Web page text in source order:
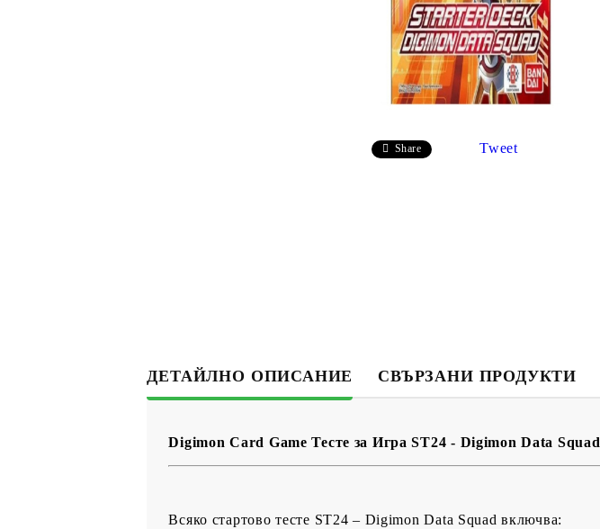
USD EUR
BG EN RO
Share Tweet
ДЕТАЙЛНО ОПИСАНИЕ СВЪРЗАНИ ПРОДУКТИ
Digimon Card Game Тесте за Игра ST24 - Digimon Data Squad
Всяко стартово тесте ST24 – Digimon Data Squad включва: